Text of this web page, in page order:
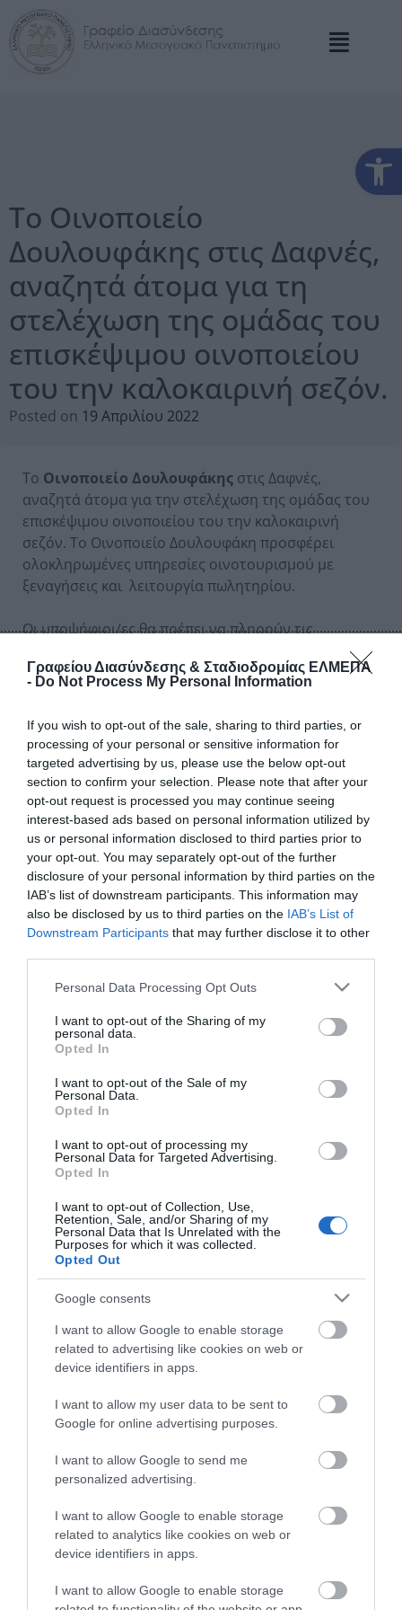
Γραφείου Διασύνδεσης & Σταδιοδρομίας ΕΛΜΕΠΑ
- Do Not Process My Personal Information
If you wish to opt-out of the sale, sharing to third parties, or
processing of your personal or sensitive information for
targeted advertising by us, please use the below opt-out
section to confirm your selection. Please note that after your
opt-out request is processed you may continue seeing
interest-based ads based on personal information utilized by
us or personal information disclosed to third parties prior to
your opt-out. You may separately opt-out of the further
disclosure of your personal information by third parties on the
IAB’s list of downstream participants. This information may
also be disclosed by us to third parties on the IAB’s List of
Downstream Participants that may further disclose it to other
Please note that this website/app uses one or more Google
not limited to your visit or usage behaviour. You may click to
grant or deny consent to Google and its third-party tags to
use your data for below specified purposes in below Google
consent section.
Personal Data Processing Opt Outs
I want to opt-out of the Sharing of my
personal data.
Opted In
I want to opt-out of the Sale of my
Personal Data.
Opted In
I want to opt-out of processing my
Personal Data for Targeted Advertising.
Opted In
I want to opt-out of Collection, Use,
Retention, Sale, and/or Sharing of my
Personal Data that Is Unrelated with the
Purposes for which it was collected.
Opted Out
Google consents
I want to allow Google to enable storage
related to advertising like cookies on web or
device identifiers in apps.
I want to allow my user data to be sent to
Google for online advertising purposes.
I want to allow Google to send me
personalized advertising.
I want to allow Google to enable storage
related to analytics like cookies on web or
device identifiers in apps.
I want to allow Google to enable storage
Το Οινοποιείο
Δουλουφάκης στις Δαφνές,
αναζητά άτομα για τη
στελέχωση της ομάδας του
επισκέψιμου οινοποιείου
του την καλοκαιρινή σεζόν.
Posted on 19 Απριλίου 2022
Το Οινοποιείο Δουλουφάκης στις Δαφνές,
αναζητά άτομα για την στελέχωση της ομάδας του
επισκέψιμου οινοποιείου του την καλοκαιρινή
σεζόν. Το Οινοποιείο Δουλουφάκη προσφέρει
ολοκληρωμένες υπηρεσίες οινοτουρισμού με
ξεναγήσεις και λειτουργία πωλητηρίου.
Οι υποψήφιοι/ες θα πρέπει να πληρούν τις
– Άριστη γνώση Αγγλικών
– Πολύ καλές ικανότητες επικοινωνίας, συνεργασίας
και διαχείρισης χρόνου
– Απόφοιτοι/ες οινολογίας ήWSET θα εκτιμηθούν
επιπλέον
– Γνώση δεύτερης γλώσσας, θα εκτιμηθεί επιπλέον
– Πάθος για το αντικείμενο εργασίας τους
Οι υποψήφιοι/ες μπορούν να στείλουν το
βιογραφικό τους στο email:info@douloufakis.wine
Σε όλες τις αιτήσεις θα τηρηθεί απόλυτη εχεμύθεια.
Facebook
Twitter
LinkedIn
Το Πανεπιστήμιο
Το Γραφείο Διασύνδεσης
Ψηφιακή Εργαλειοθήκη Φοιτητών
Απογραφή Αποφοίτων
Κλείστε άμεσα ραντεβού με έναν από τους
Κλείστε Ραντεβού